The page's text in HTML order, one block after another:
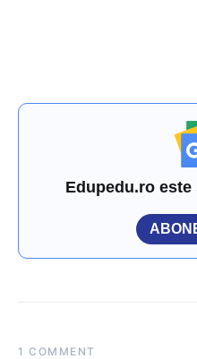
Edupedu.ro
1 COMMENT